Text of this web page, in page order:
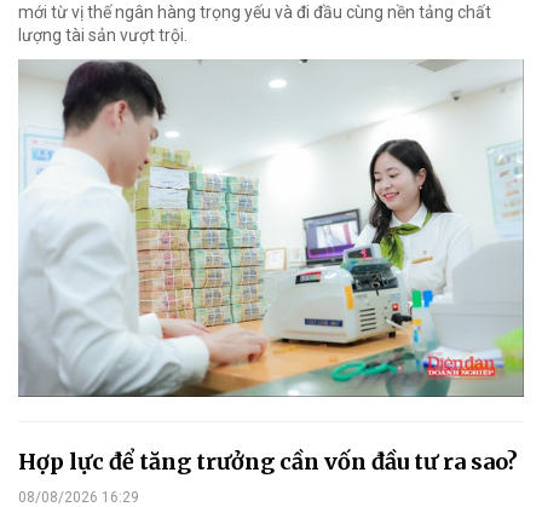
mới từ vị thế ngân hàng trọng yếu và đi đầu cùng nền tảng chất
lượng tài sản vượt trội.
Hợp lực để tăng trưởng cần vốn đầu tư ra sao?
08/08/2026 16:29